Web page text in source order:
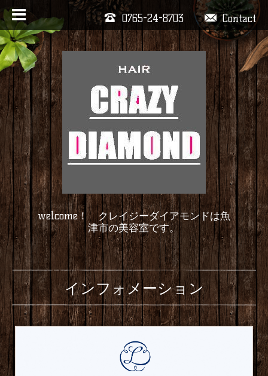
Contact
0765-24-8703
welcome！ クレイジーダイアモンドは魚
津市の美容室です。
インフォメーション